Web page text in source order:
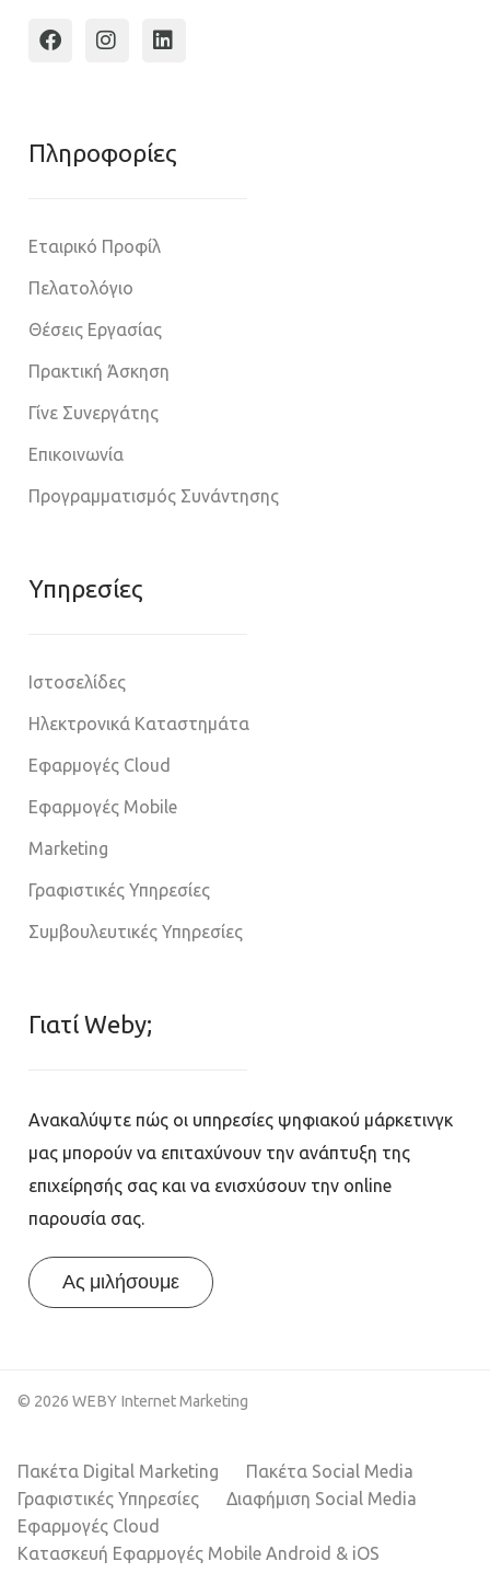
Πληροφoρίες
Εταιρικό Προφίλ
Πελατολόγιο
Θέσεις Εργασίας
Πρακτική Άσκηση
Γίνε Συνεργάτης
Επικοινωνία
Προγραμματισμός Συνάντησης
Υπηρεσίες
Ιστοσελίδες
Ηλεκτρονικά Καταστημάτα
Εφαρμογές Cloud
Εφαρμογές Mobile
Marketing
Γραφιστικές Υπηρεσίες
Συμβουλευτικές Υπηρεσίες
Γιατί Weby;
Ανακαλύψτε πώς οι υπηρεσίες ψηφιακού μάρκετινγκ
μας μπορούν να επιταχύνουν την ανάπτυξη της
επιχείρησής σας και να ενισχύσουν την online
παρουσία σας.
Ας μιλήσουμε
© 2026 WEBY Internet Marketing
Πακέτα Digital Marketing
Πακέτα Social Media
Γραφιστικές Υπηρεσίες
Διαφήμιση Social Media
Εφαρμογές Cloud
Κατασκευή Εφαρμογές Mobile Android & iOS